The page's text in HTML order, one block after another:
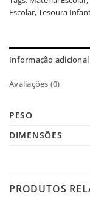
Escolar,Tesoura
Informação adicional
Avaliações (0)
PESO
DIMENSÕES
PRODUTOS